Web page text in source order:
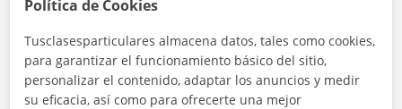
1ª clase gratis
Política de Cookies
Tusclasesparticulares almacena datos, tales como cookies,
para garantizar el funcionamiento básico del sitio,
personalizar el contenido, adaptar los anuncios y medir
su eficacia, así como para ofrecerte una mejor